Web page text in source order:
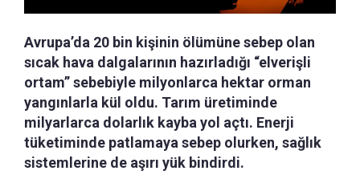
Avrupa’da 20 bin kişinin ölümüne sebep olan
sıcak hava dalgalarının hazırladığı “elverişli
ortam” sebebiyle milyonlarca hektar orman
yangınlarla kül oldu. Tarım üretiminde
milyarlarca dolarlık kayba yol açtı. Enerji
tüketiminde patlamaya sebep olurken, sağlık
sistemlerine de aşırı yük bindirdi.